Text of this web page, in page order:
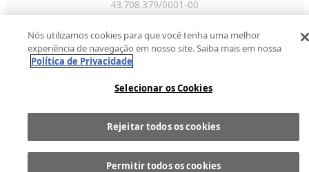
Comprar
43.708.379/0001-00
Paulo/SP, CEP 02029-001, Telefone: 11 3003-3728 ©
2013 Fast Shop - Todos os direitos reservadosRF
Nós utilizamos cookies para que você tenha uma melhor
experiência de navegação em nosso site. Saiba mais em nossa
Política de Privacidade
Selecionar os Cookies
Rejeitar todos os cookies
Permitir todos os cookies